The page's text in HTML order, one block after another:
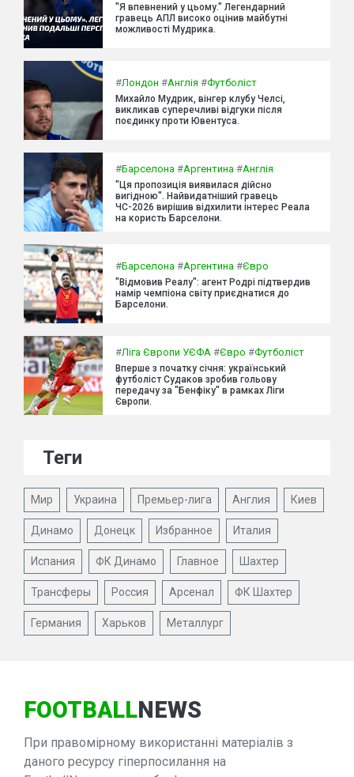
"Я впевнений у цьому." Легендарний
гравець АПЛ високо оцінив майбутні
можливості Мудрика.
#Лондон #Англія #Футболіст
Михайло Мудрик, вінгер клубу Челсі,
викликав суперечливі відгуки після
поєдинку проти Ювентуса.
#Барселона #Аргентина #Англія
"Ця пропозиція виявилася дійсно
вигідною". Найвидатніший гравець
ЧС-2026 вирішив відхилити інтерес Реала
на користь Барселони.
#Барселона #Аргентина #Євро
"Відмовив Реалу": агент Родрі підтвердив
намір чемпіона світу приєднатися до
Барселони.
#Ліга Європи УЄФА #Євро #Футболіст
Вперше з початку січня: український
футболіст Судаков зробив гольову
передачу за "Бенфіку" в рамках Ліги
Європи.
Теги
Мир Украина Премьер-лига Англия Киев
Динамо Донецк Избранное Италия
Испания ФК Динамо Главное Шахтер
Трансферы Россия Арсенал ФК Шахтер
Германия Харьков Металлург
FOOTBALLNEWS
При правомірному використанні матеріалів з
даного ресурсу гіперпосилання на